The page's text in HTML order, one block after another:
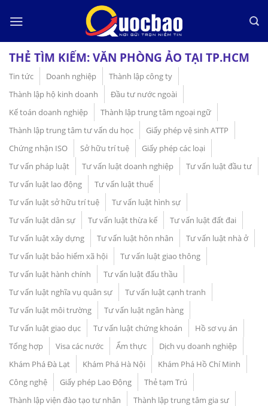
THẺ TÌM KIẾM:VĂN PHÒNG ẢO TẠI TP.HCM
Tin tức Doanh nghiệp
Thành lập công ty
Thành lập hộ kinh doanh
Đầu tư nước ngoài
Kế toán doanh nghiệp
Thành lập trung tâm ngoại ngữ
Thành lập trung tâm tư vấn du học
Giấy phép vệ sinh ATTP
Chứng nhận ISO
Sở hữu trí tuệ
Giấy phép các loại
Tư vấn pháp luật
Tư vấn luật doanh nghiệp
Tư vấn luật đầu tư
Tư vấn luật lao động
Tư vấn luật thuế
Tư vấn luật sở hữu trí tuệ
Tư vấn luật hình sự
Tư vấn luật dân sự
Tư vấn luật thừa kế
Tư vấn luật đất đai
Tư vấn luật xây dựng
Tư vấn luật hôn nhân
Tư vấn luật nhà ở
Tư vấn luật bảo hiểm xã hội
Tư vấn luật giao thông
Tư vấn luật hành chính
Tư vấn luật đấu thầu
Tư vấn luật nghĩa vụ quân sự
Tư vấn luật cạnh tranh
Tư vấn luật môi trường
Tư vấn luật ngân hàng
Tư vấn luật giao dục
Tư vấn luật chứng khoán
Hồ sơ vụ án
Tổng hợp
Visa các nước Ẩm thực
Dịch vụ doanh nghiệp
Khám Phá Đà Lạt
Khám Phá Hà Nội
Khám Phá Hồ Chí Minh
Công nghệ
Giấy phép Lao Động
Thẻ tạm Trú
Thành lập viện đào tạo tư nhân
Thành lập trung tâm gia sư